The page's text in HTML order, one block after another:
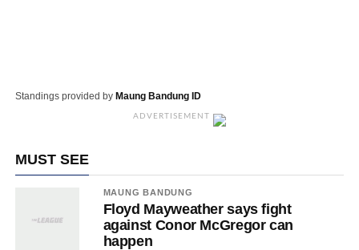
Standings provided by Maung Bandung ID
ADVERTISEMENT
MUST SEE
MAUNG BANDUNG
Floyd Mayweather says fight
against Conor McGregor can
happen